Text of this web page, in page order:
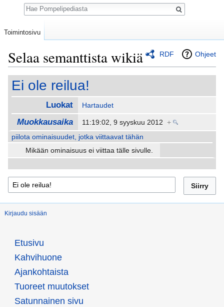
RDF Ohjeet
Selaa semanttista wikiä
Ei ole reilua!
Luokat Hartaudet
Muokkausaika 11:19:02, 9 syyskuu 2012+
piilota ominaisuudet, jotka viittaavat tähän
Mikään ominaisuus ei viittaa tälle sivulle.
Kirjaudu sisään
Toimintosivu
Etusivu
Kahvihuone
Ajankohtaista
Tuoreet muutokset
Satunnainen sivu